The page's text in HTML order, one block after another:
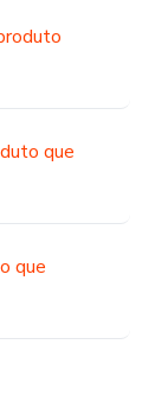
que
que